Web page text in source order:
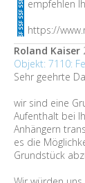
empfehlen
https://
Roland Kaiser
Objekt: 7110:
Sehr geehrte
wir sind eine
Aufenthalt bei
Anhängern
es die
Grundstück